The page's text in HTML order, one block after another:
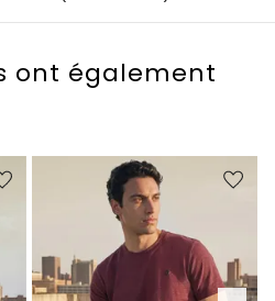
ont également